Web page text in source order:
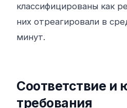
классифицированы как
них отреагировали в
минут.
Соответствие и
требования